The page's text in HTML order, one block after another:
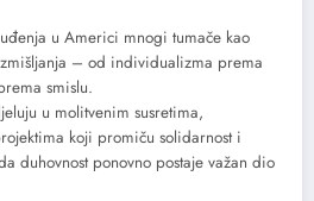
u Americi mnogi tumače kao
– od individualizma prema
smislu.
u molitvenim susretima,
koji promiču solidarnost i
duhovnost ponovno postaje važan dio